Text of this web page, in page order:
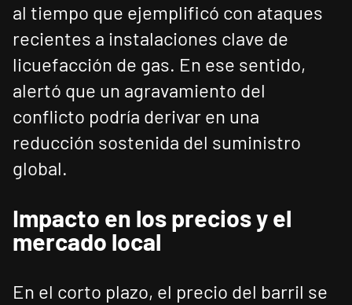
al tiempo que ejemplificó con ataques
recientes a instalaciones clave de
licuefacción de gas. En ese sentido,
alertó que un agravamiento del
conflicto podría derivar en una
reducción sostenida del suministro
global.
Impacto en los precios y el
mercado local
En el corto plazo, el precio del barril se